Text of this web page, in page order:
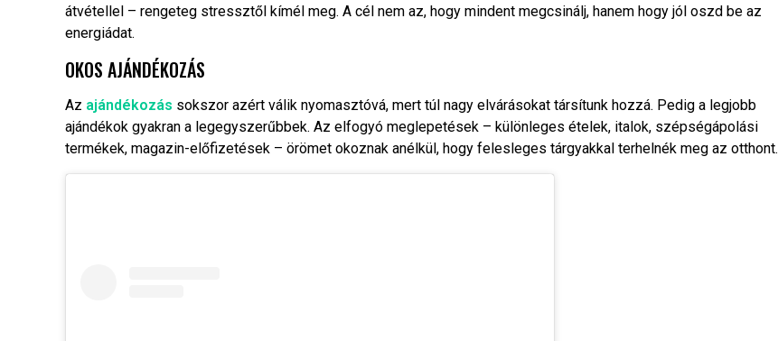
átvétellel – rengeteg stressztől kímél meg. A cél nem az, hogy mindent megcsinálj, hanem hogy jól oszd be az
energiádat.
OKOS AJÁNDÉKOZÁS
Az ajándékozás sokszor azért válik nyomasztóvá, mert túl nagy elvárásokat társítunk hozzá. Pedig a legjobb
ajándékok gyakran a legegyszerűbbek. Az elfogyó meglepetések – különleges ételek, italok, szépségápolási
termékek, magazin-előfizetések – örömet okoznak anélkül, hogy felesleges tárgyakkal terhelnék meg az otthont.